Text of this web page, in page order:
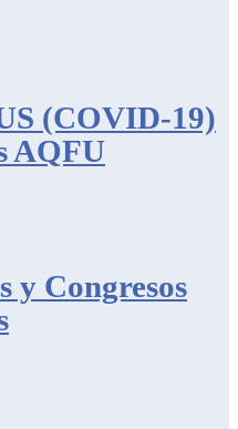
(COVID-19)
AQFU
y Congresos